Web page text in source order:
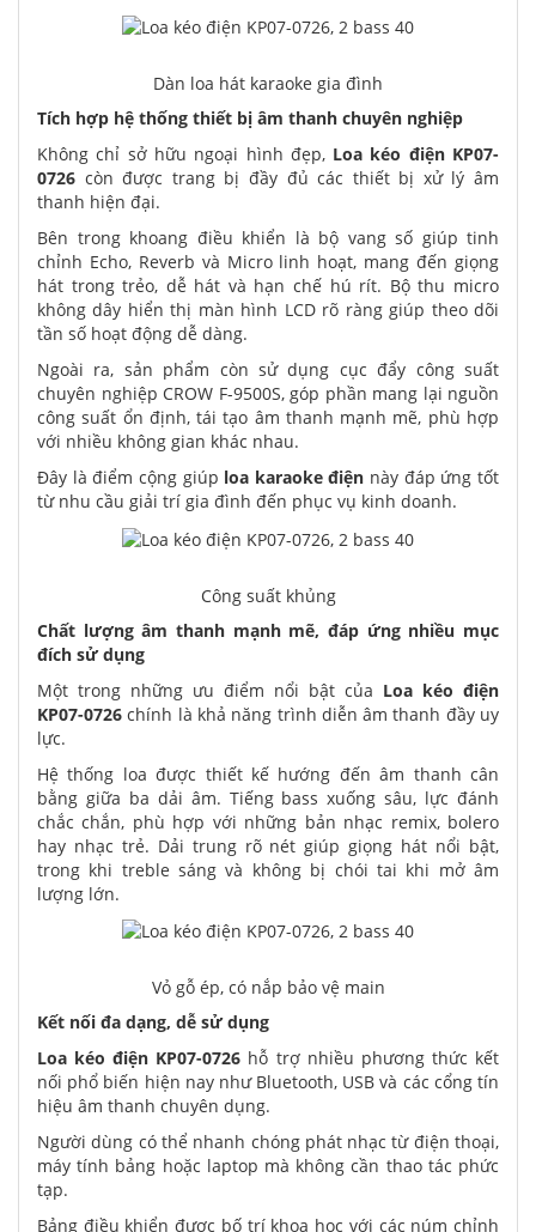
Dàn loa hát karaoke gia đình
Tích hợp hệ thống thiết bị âm thanh chuyên nghiệp
Không chỉ sở hữu ngoại hình đẹp, Loa kéo điện KP07-
0726 còn được trang bị đầy đủ các thiết bị xử lý âm
thanh hiện đại.
Bên trong khoang điều khiển là bộ vang số giúp tinh
chỉnh Echo, Reverb và Micro linh hoạt, mang đến giọng
hát trong trẻo, dễ hát và hạn chế hú rít. Bộ thu micro
không dây hiển thị màn hình LCD rõ ràng giúp theo dõi
tần số hoạt động dễ dàng.
Ngoài ra, sản phẩm còn sử dụng cục đẩy công suất
chuyên nghiệp CROW F-9500S, góp phần mang lại nguồn
công suất ổn định, tái tạo âm thanh mạnh mẽ, phù hợp
với nhiều không gian khác nhau.
Đây là điểm cộng giúp loa karaoke điện này đáp ứng tốt
từ nhu cầu giải trí gia đình đến phục vụ kinh doanh.
Công suất khủng
Chất lượng âm thanh mạnh mẽ, đáp ứng nhiều mục
đích sử dụng
Một trong những ưu điểm nổi bật của Loa kéo điện
KP07-0726 chính là khả năng trình diễn âm thanh đầy uy
lực.
Hệ thống loa được thiết kế hướng đến âm thanh cân
bằng giữa ba dải âm. Tiếng bass xuống sâu, lực đánh
chắc chắn, phù hợp với những bản nhạc remix, bolero
hay nhạc trẻ. Dải trung rõ nét giúp giọng hát nổi bật,
trong khi treble sáng và không bị chói tai khi mở âm
lượng lớn.
Vỏ gỗ ép, có nắp bảo vệ main
Kết nối đa dạng, dễ sử dụng
Loa kéo điện KP07-0726 hỗ trợ nhiều phương thức kết
nối phổ biến hiện nay như Bluetooth, USB và các cổng tín
hiệu âm thanh chuyên dụng.
Người dùng có thể nhanh chóng phát nhạc từ điện thoại,
máy tính bảng hoặc laptop mà không cần thao tác phức
tạp.
Bảng điều khiển được bố trí khoa học với các núm chỉnh